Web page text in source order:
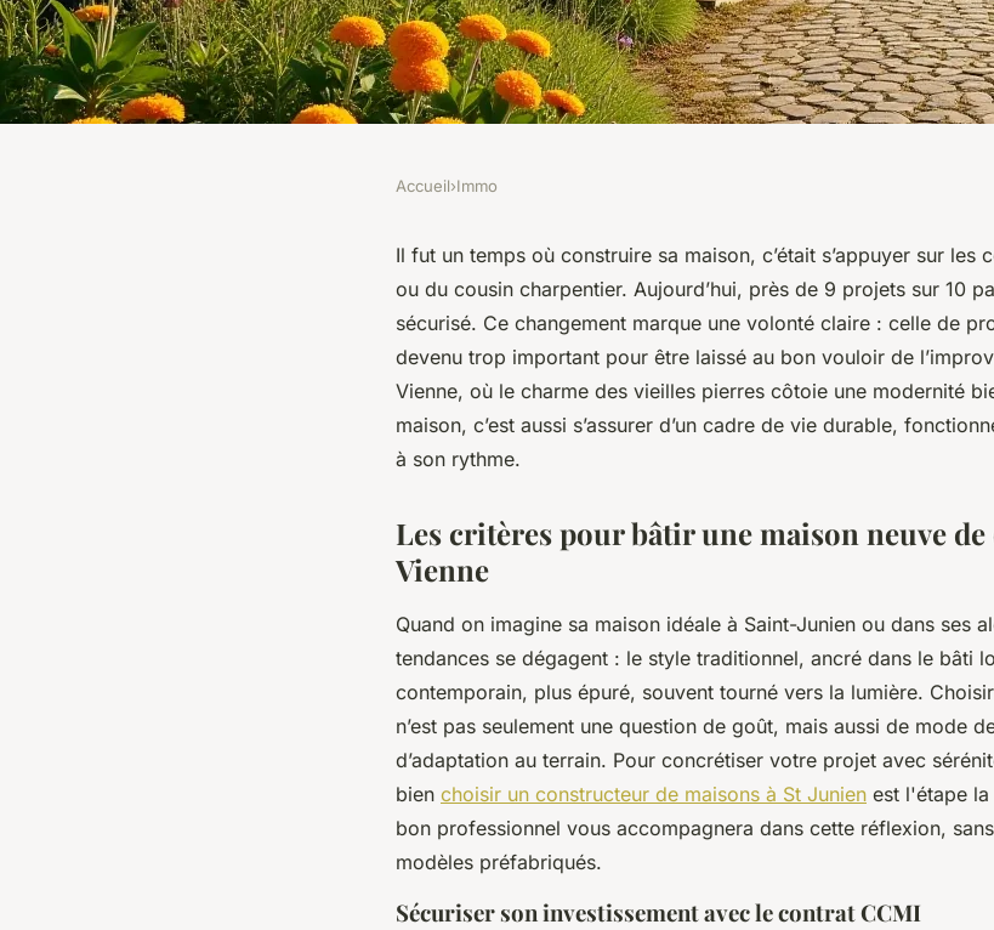
Réussir la construction de votre
maison à Saint Junien
Accueil›Immo
Il fut un temps où construire sa maison, c’était s’appuyer sur les
ou du cousin charpentier. Aujourd’hui, près de 9 projets sur 10
sécurisé. Ce changement marque une volonté claire : celle de
devenu trop important pour être laissé au bon vouloir de
Vienne, où le charme des vieilles pierres côtoie une modernité
maison, c’est aussi s’assurer d’un cadre de vie durable,
à son rythme.
Les critères pour bâtir une maison neuve
Vienne
Quand on imagine sa maison idéale à Saint-Junien ou dans ses
tendances se dégagent : le style traditionnel, ancré dans le bâti
contemporain, plus épuré, souvent tourné vers la lumière. Choisir
n’est pas seulement une question de goût, mais aussi de mode
d’adaptation au terrain. Pour concrétiser votre projet avec
bien choisir un constructeur de maisons à St Junien est l'étape
bon professionnel vous accompagnera dans cette réflexion,
modèles préfabriqués.
Sécuriser son investissement avec le contrat CCMI